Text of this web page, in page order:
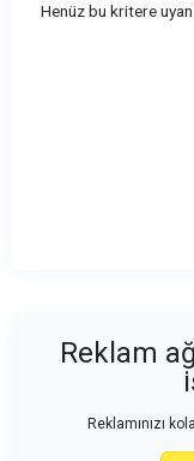
Henüz bu kritere uyan
Reklam
Reklamınızı